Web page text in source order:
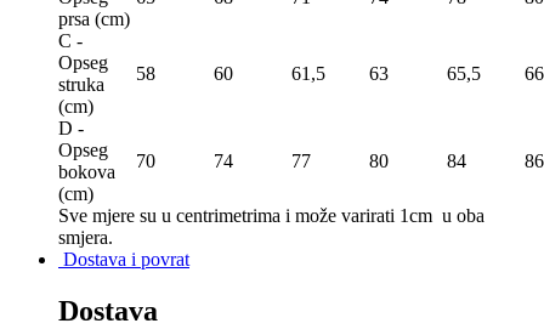
prsa (сm)
C -
Opseg
struka
(сm)
58 60 61,5 63 65,5
D -
Opseg
bokova
(сm)
70 74 77 80 84 86
Sve mjere su u centrimetrima i može varirati 1cm u oba
smjera.
Dostava i povrat
Dostava